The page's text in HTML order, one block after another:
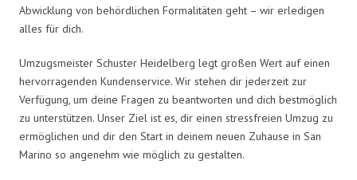
Abwicklung von behördlichen Formalitäten geht – wir erledigen
alles für dich.
Umzugsmeister Schuster Heidelberg legt großen Wert auf einen
hervorragenden Kundenservice. Wir stehen dir jederzeit zur
Verfügung, um deine Fragen zu beantworten und dich bestmöglich
zu unterstützen. Unser Ziel ist es, dir einen stressfreien Umzug zu
ermöglichen und dir den Start in deinem neuen Zuhause in San
Marino so angenehm wie möglich zu gestalten.